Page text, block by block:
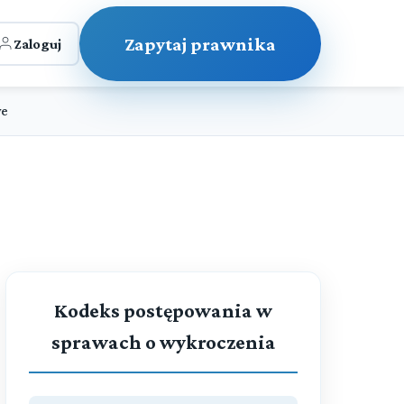
Zaloguj Zapytaj prawnika
Kodeks postępowania w
sprawach o wykroczenia